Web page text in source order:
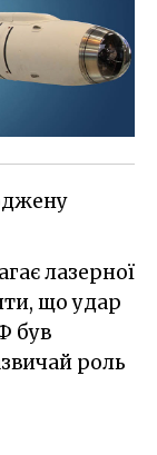
лазерної
що удар
був
роль